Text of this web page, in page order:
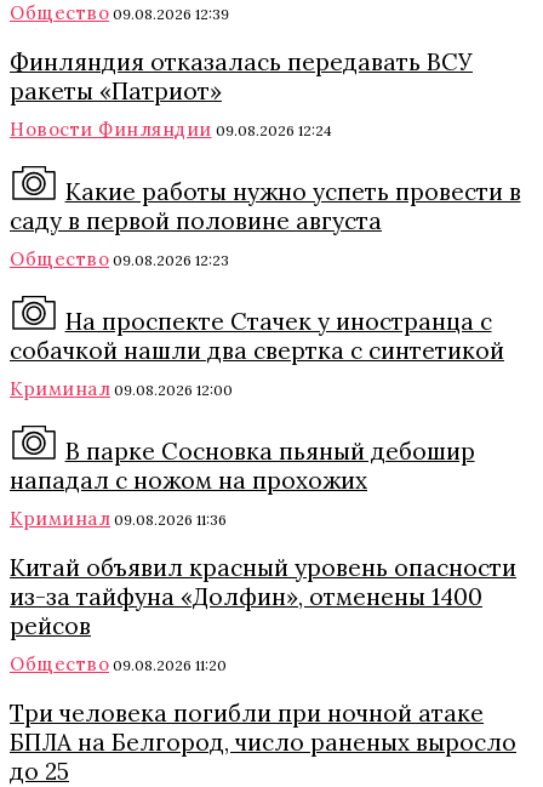
Общество 09.08.2026 12:39
Финляндия отказалась передавать ВСУ
ракеты «Патриот»
Новости Финляндии 09.08.2026 12:24
Какие работы нужно успеть провести в
саду в первой половине августа
Общество 09.08.2026 12:23
На проспекте Стачек у иностранца с
собачкой нашли два свертка с синтетикой
Криминал 09.08.2026 12:00
В парке Сосновка пьяный дебошир
нападал с ножом на прохожих
Криминал 09.08.2026 11:36
Китай объявил красный уровень опасности
из-за тайфуна «Долфин», отменены 1400
рейсов
Общество 09.08.2026 11:20
Три человека погибли при ночной атаке
БПЛА на Белгород, число раненых выросло
до 25